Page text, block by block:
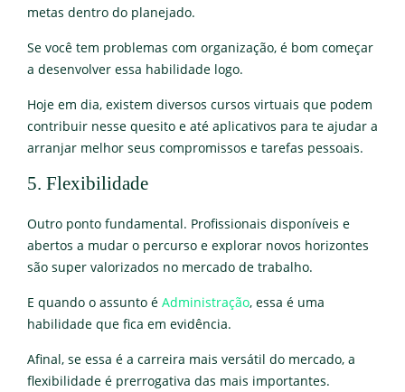
metas dentro do planejado.
Se você tem problemas com organização, é bom começar
a desenvolver essa habilidade logo.
Hoje em dia, existem diversos cursos virtuais que podem
contribuir nesse quesito e até aplicativos para te ajudar a
arranjar melhor seus compromissos e tarefas pessoais.
5. Flexibilidade
Outro ponto fundamental. Profissionais disponíveis e
abertos a mudar o percurso e explorar novos horizontes
são super valorizados no mercado de trabalho.
E quando o assunto é Administração, essa é uma
habilidade que fica em evidência.
Afinal, se essa é a carreira mais versátil do mercado, a
flexibilidade é prerrogativa das mais importantes.